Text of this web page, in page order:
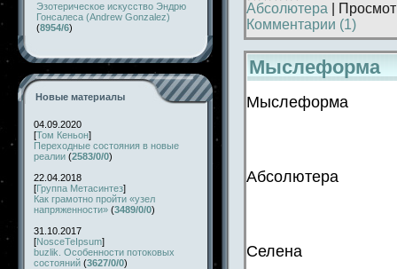
Эзотерическое искусство Эндрю
Гонсалеса (Andrew Gonzalez)
(8954/6)
Новые материалы
04.09.2020
[Том Кеньон]
Переходные состояния в новые
реалии (2583/0/0)
22.04.2018
[Группа Метасинтез]
Как грамотно пройти «узел
напряженности» (3489/0/0)
31.10.2017
[NosceTeIpsum]
buzlik. Особенности потоковых
состояний (3627/0/0)
Абсолютера
Комментарии (1)
Мыслеформа
Мыслеформа
Абсолютера
Селена